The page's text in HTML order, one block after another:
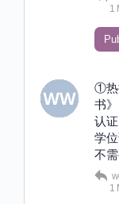
1
①热
书
认
学
不
1